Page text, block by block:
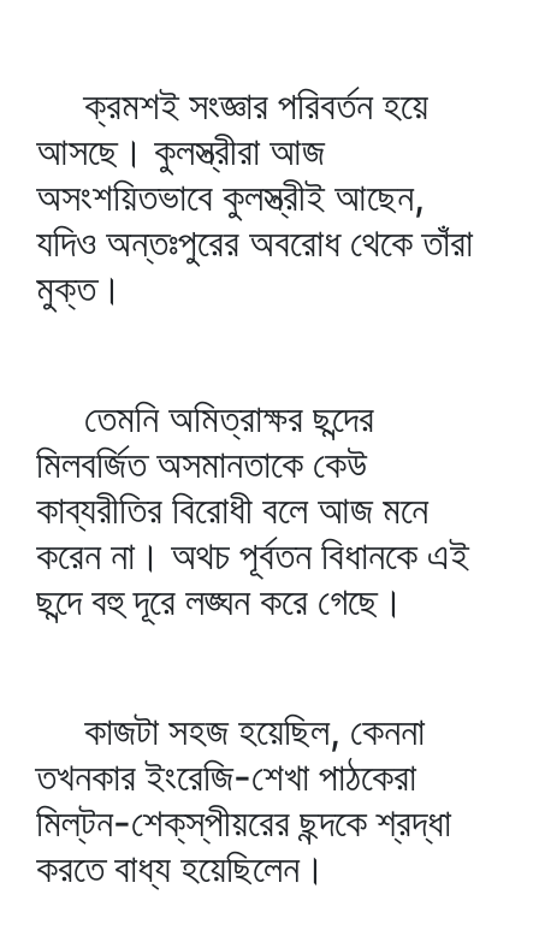
ক্রমশই সংজ্ঞার পরিবর্তন হয়ে
আসছে। কুলস্ত্রীরা আজ
অসংশয়িতভাবে কুলস্ত্রীই আছেন,
যদিও অন্তঃপুরের অবরোধ থেকে তাঁরা
মুক্ত।
তেমনি অমিত্রাক্ষর ছন্দের
মিলবর্জিত অসমানতাকে কেউ
কাব্যরীতির বিরোধী বলে আজ মনে
করেন না। অথচ পূর্বতন বিধানকে এই
ছন্দে বহু দূরে লঙ্ঘন করে গেছে।
কাজটা সহজ হয়েছিল, কেননা
তখনকার ইংরেজি-শেখা পাঠকেরা
মিল্‌টন-শেক্‌স্‌পীয়রের ছন্দকে শ্রদ্ধা
করতে বাধ্য হয়েছিলেন।